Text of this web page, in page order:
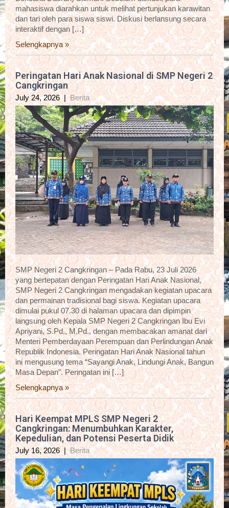
mahasiswa diarahkan untuk melihat pertunjukan karawitan
dan tari oleh para siswa siswi. Diskusi berlansung secara
interaktif dengan […]
Selengkapnya »
Peringatan Hari Anak Nasional di SMP Negeri 2
Cangkringan
July 24, 2026 |Berita
SMP Negeri 2 Cangkringan – Pada Rabu, 23 Juli 2026
yang bertepatan dengan Peringatan Hari Anak Nasional,
SMP Negeri 2 Cangkringan mengadakan kegiatan upacara
dan permainan tradisional bagi siswa. Kegiatan upacara
dimulai pukul 07.30 di halaman upacara dan dipimpin
langsung oleh Kepala SMP Negeri 2 Cangkringan Ibu Evi
Apriyani, S.Pd., M.Pd., dengan membacakan amanat dari
Menteri Pemberdayaan Perempuan dan Perlindungan Anak
Republik Indonesia. Peringatan Hari Anak Nasional tahun
ini mengusung tema “Sayangi Anak, Lindungi Anak, Bangun
Masa Depan”. Peringatan ini […]
Selengkapnya »
Hari Keempat MPLS SMP Negeri 2
Cangkringan: Menumbuhkan Karakter,
Kepedulian, dan Potensi Peserta Didik
July 16, 2026 |Berita